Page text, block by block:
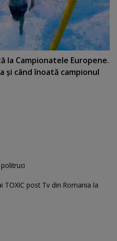
la Campionatele Europene.
şi când înoată campionul
TOXIC post Tv din Romania la